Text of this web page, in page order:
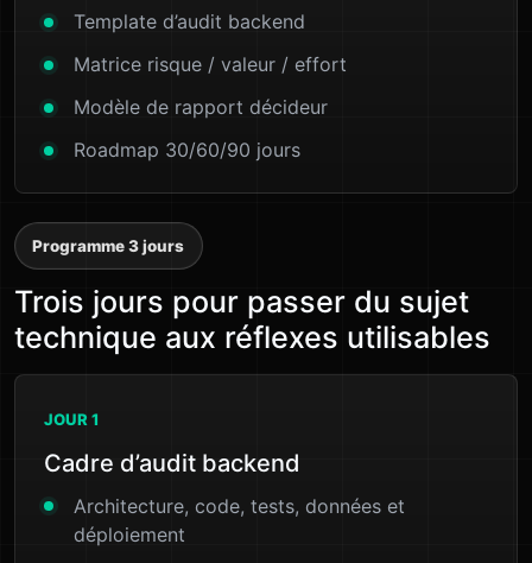
Template d’audit backend
Matrice risque / valeur / effort
Modèle de rapport décideur
Roadmap 30/60/90 jours
Programme 3 jours
Trois jours pour passer du sujet
technique aux réflexes utilisables
JOUR 1
Cadre d’audit backend
Architecture, code, tests, données et
déploiement